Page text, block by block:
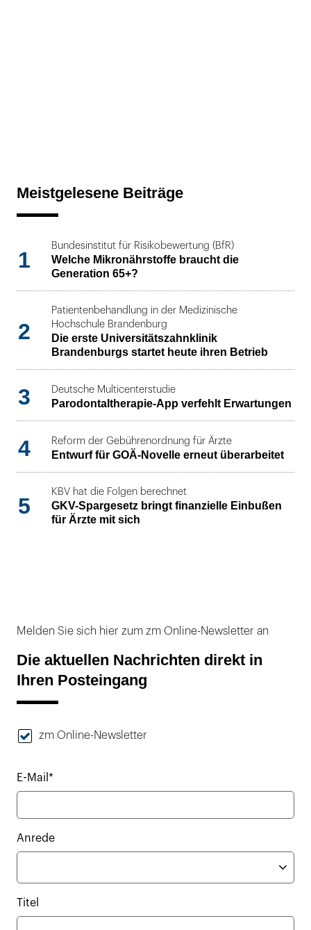
Meistgelesene Beiträge
1
Bundesinstitut für Risikobewertung (BfR)
Welche Mikronährstoffe braucht die
Generation 65+?
2
Patientenbehandlung in der Medizinische
Hochschule Brandenburg
Die erste Universitätszahnklinik
Brandenburgs startet heute ihren Betrieb
3 Deutsche Multicenterstudie
Parodontaltherapie-App verfehlt Erwartungen
4 Reform der Gebührenordnung für Ärzte
Entwurf für GOÄ-Novelle erneut überarbeitet
5
KBV hat die Folgen berechnet
GKV-Spargesetz bringt finanzielle Einbußen
für Ärzte mit sich
Melden Sie sich hier zum zm Online-Newsletter an
Die aktuellen Nachrichten direkt in
Ihren Posteingang
zm Online-Newsletter
E-Mail*
Anrede
Titel